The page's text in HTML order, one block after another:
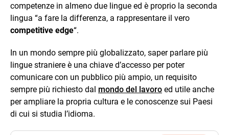
competenze in almeno due lingue ed è proprio la seconda
lingua “a fare la differenza, a rappresentare il vero
competitive edge“.
In un mondo sempre più globalizzato, saper parlare più
lingue straniere è una chiave d’accesso per poter
comunicare con un pubblico più ampio, un requisito
sempre più richiesto dal mondo del lavoro ed utile anche
per ampliare la propria cultura e le conoscenze sui Paesi
di cui si studia l’idioma.